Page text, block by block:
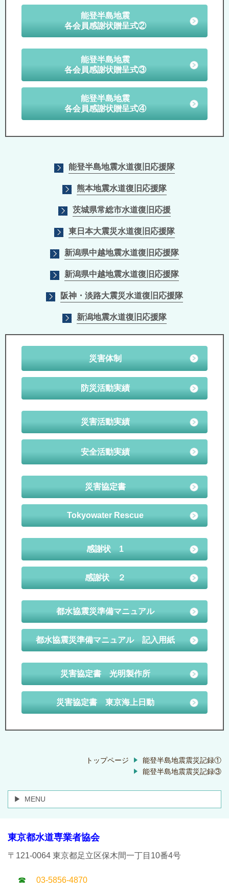
能登半島地震
各会員感謝状贈呈式②
能登半島地震
各会員感謝状贈呈式③
能登半島地震
各会員感謝状贈呈式④
能登半島地震水道復旧応援隊
熊本地震水道復旧応援隊
茨城県常総市水道復旧応援
東日本大震災水道復旧応援隊
新潟県中越地震水道復旧応援隊
新潟県中越地震水道復旧応援隊
阪神・淡路大震災水道復旧応援隊
新潟地震水道復旧応援隊
災害体制
防災活動実績
災害活動実績
安全活動実績
災害協定書
Tokyowater Rescue
感謝状 1
感謝状 ２
都水協震災準備マニュアル
都水協震災準備マニュアル 記入用紙
災害協定書 光明製作所
災害協定書 東京海上日動
トップページ
能登半島地震震災記録①
能登半島地震震災記録③
MENU
東京都水道専業者協会
〒121-0064 東京都足立区保木間一丁目10番4号
☎ 03-5856-4870